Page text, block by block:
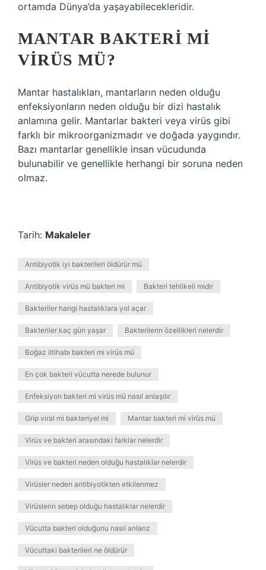
ortamda Dünya’da yaşayabilecekleridir.
MANTAR BAKTERI MI
VIRÜS MÜ?
Mantar hastalıkları, mantarların neden olduğu
enfeksiyonların neden olduğu bir dizi hastalık
anlamına gelir. Mantarlar bakteri veya virüs gibi
farklı bir mikroorganizmadır ve doğada yaygındır.
Bazı mantarlar genellikle insan vücudunda
bulunabilir ve genellikle herhangi bir soruna neden
olmaz.
Tarih: Makaleler
Antibiyotik iyi bakterileri öldürür mü
Antibiyotik virüs mü bakteri mi Bakteri tehlikeli midir
Bakteriler hangi hastalıklara yol açar
Bakteriler kaç gün yaşar Bakterilerin özellikleri nelerdir
Boğaz iltihabı bakteri mi virüs mü
En çok bakteri vücutta nerede bulunur
Enfeksiyon bakteri mi virüs mü nasıl anlaşılır
Grip viral mi bakteriyel mi Mantar bakteri mi virüs mü
Virüs ve bakteri arasındaki farklar nelerdir
Virüs ve bakteri neden olduğu hastalıklar nelerdir
Virüsler neden antibiyotikten etkilenmez
Virüslerin sebep olduğu hastalıklar nelerdir
Vücutta bakteri olduğunu nasıl anlarız
Vücuttaki bakterileri ne öldürür